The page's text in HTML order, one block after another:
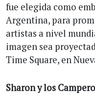
fue elegida como
Argentina, para
artistas a nivel
imagen sea
Time Square, en
Sharon y los